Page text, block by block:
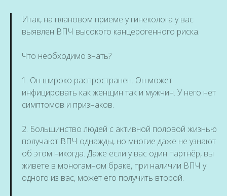
Итак, на плановом приеме у гинеколога у вас
выявлен ВПЧ высокого канцерогенного риска.
Что необходимо знать?
1. Он широко распространен. Он может
инфицировать как женщин так и мужчин. У него нет
симптомов и признаков.
2. Большинство людей с активной половой жизнью
получают ВПЧ однажды, но многие даже не узнают
об этом никогда. Даже если у вас один партнёр, вы
живете в моногамном браке, при наличии ВПЧ у
одного из вас, может его получить второй.